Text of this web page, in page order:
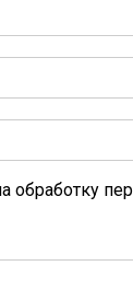
обработку